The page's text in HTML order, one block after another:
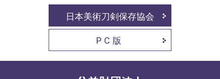
日本美術刀剣保存協会